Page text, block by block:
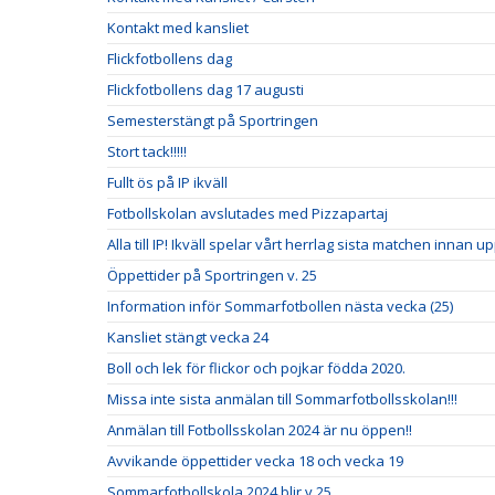
Kontakt med kansliet
Flickfotbollens dag
Flickfotbollens dag 17 augusti
Semesterstängt på Sportringen
Stort tack!!!!!
Fullt ös på IP ikväll
Fotbollskolan avslutades med Pizzapartaj
Alla till IP! Ikväll spelar vårt herrlag sista matchen innan
Öppettider på Sportringen v. 25
Information inför Sommarfotbollen nästa vecka (25)
Kansliet stängt vecka 24
Boll och lek för flickor och pojkar födda 2020.
Missa inte sista anmälan till Sommarfotbollsskolan!!!
Anmälan till Fotbollsskolan 2024 är nu öppen!!
Avvikande öppettider vecka 18 och vecka 19